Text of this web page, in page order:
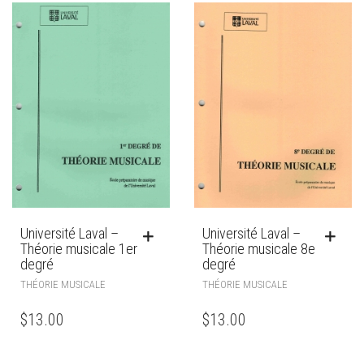
Université Laval –
Théorie musicale 1er
degré
THÉORIE MUSICALE
$13.00
Université Laval –
Théorie musicale 8e
degré
THÉORIE MUSICALE
$13.00